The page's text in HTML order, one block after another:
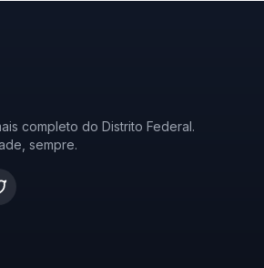
completo do Distrito Federal.
sempre.